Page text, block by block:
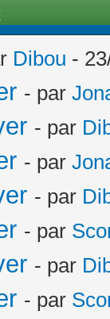
Dibou -
- par
- par
- par
- par
- par
- par
- par